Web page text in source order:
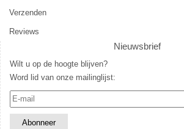
Verzenden
Reviews
Nieuwsbrief
Wilt u op de hoogte blijven?
Word lid van onze mailinglijst: